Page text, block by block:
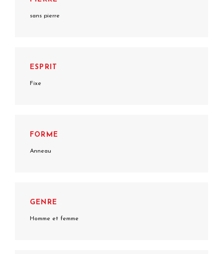
sans pierre
ESPRIT
Fixe
FORME
Anneau
GENRE
Homme et femme